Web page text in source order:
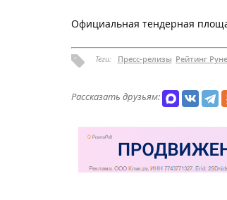
Официальная тендерная
Теги: Пресс-релизы Рейтинг
Рассказать друзьям: